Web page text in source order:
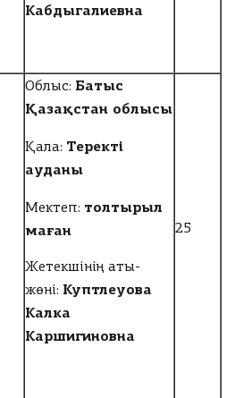
Кабдыгалиевна
Облыс: Батыс
Қазақстан облысы
Қала: Теректі
ауданы
Мектеп: толтырыл
маған
Жетекшінің аты-
жөні: Куптлеуова
Калка
Каршигиновна
25